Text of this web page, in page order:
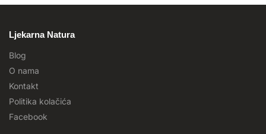
Ljekarna Natura
Blog
O nama
Kontakt
Politika kolačića
Facebook